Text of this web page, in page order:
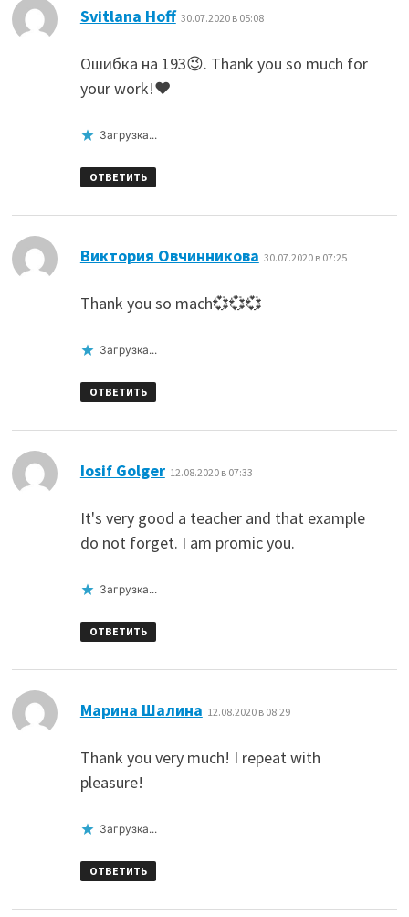
Svitlana Hoff: 30.07.2020 в 05:08
Ошибка на 193😉. Thank you so much for
your work!❤
Загрузка...
ОТВЕТИТЬ
Виктория Овчинникова 30.07.2020 в 07:25
Thank you so mach💞💞💞
Загрузка...
ОТВЕТИТЬ
Iosif Golger: 12.08.2020 в 07:33
It's very good a teacher and that example
do not forget. I am promic you.
Загрузка...
ОТВЕТИТЬ
Марина Шалина 12.08.2020 в 08:29
Thank you very much! I repeat with
pleasure!
Загрузка...
ОТВЕТИТЬ